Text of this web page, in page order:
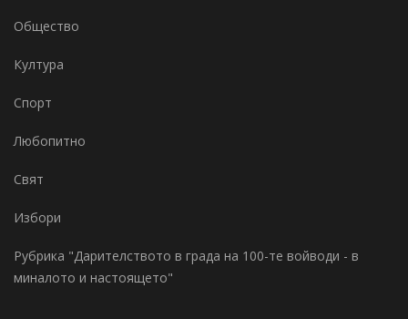
Общество
Култура
Спорт
Любопитно
Свят
Избори
Рубрика "Дарителството в града на 100-те войводи - в
миналото и настоящето"